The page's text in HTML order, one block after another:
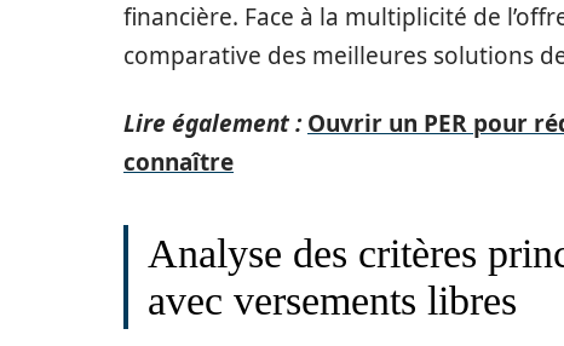
financière. Face à la multiplicité de
comparative des meilleures solutions
Lire également : Ouvrir un PER pour
connaître
Analyse des critères
avec versements libres